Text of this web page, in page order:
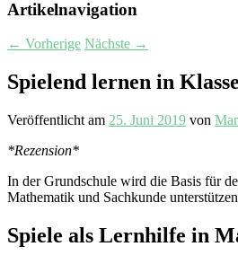
Artikelnavigation
← Vorherige Nächste →
Spielend lernen in
Veröffentlicht am 25. Juni 2019 von
*Rezension*
In der Grundschule wird die Basis für
Mathematik und Sachkunde
Spiele als Lernhilfe in